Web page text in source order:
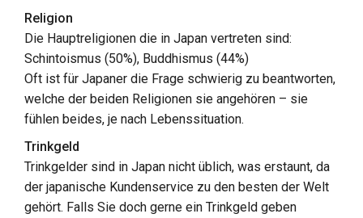
Religion
Die Hauptreligionen die in Japan vertreten sind:
Schintoismus (50%), Buddhismus (44%)
Oft ist für Japaner die Frage schwierig zu beantworten,
welche der beiden Religionen sie angehören – sie
fühlen beides, je nach Lebenssituation.
Trinkgeld
Trinkgelder sind in Japan nicht üblich, was erstaunt, da
der japanische Kundenservice zu den besten der Welt
gehört. Falls Sie doch gerne ein Trinkgeld geben